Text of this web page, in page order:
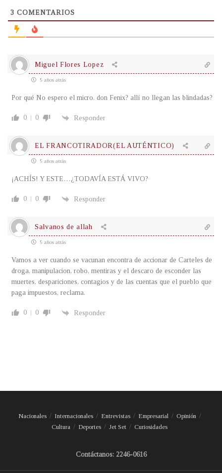
3 COMENTARIOS
Miguel Flores Lopez
5 años atrás
Por qué No espero el micro. don Fenix? allí no llegan las blindadas?
0 0 Responder
EL FRANCOTIRADOR(EL AUTÉNTICO)
5 años atrás
¡ACHÍS! Y ESTE…¿TODAVÍA ESTÁ VIVO?
0 0 Responder
Salvanos de allah
5 años atrás
Vamos a ver cuando se vacunan encontra de accionar de Carteles de
droga, manipulacion, robo, mentiras y el descaro de esconder las
muertes, despariciones, contagios y de las cuentas que el pueblo que
paga impuestos, reclama.
0 0 Responder
Nacionales Internacionales Entrevistas Empresarial
Opinión
Cultura
Deportes Jet Set Curiosidades
Contáctanos: 2246-0616